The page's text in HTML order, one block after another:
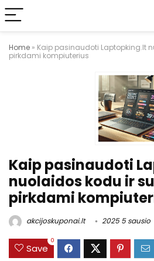
Home » Kaip pasinaudoti Laptopking.lt
pirkdami kompiuterius
Kaip pasinaudoti
nuolaidos kodu ir
pirkdami
akcijoskuponai.lt 2025 5 sausio
Save
0